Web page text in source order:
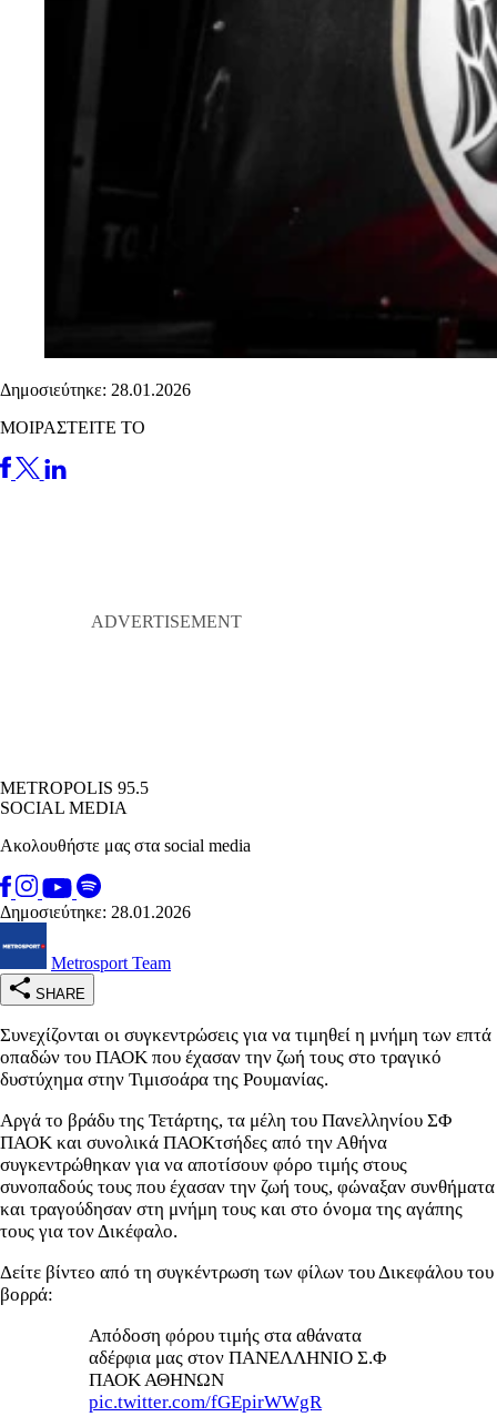
Δημοσιεύτηκε: 28.01.2026
ΜΟΙΡΑΣΤΕΙΤΕ ΤΟ
METROPOLIS 95.5
SOCIAL MEDIA
Ακολουθήστε μας στα social media
Δημοσιεύτηκε: 28.01.2026
Metrosport Team
SHARE
Συνεχίζονται οι συγκεντρώσεις για να τιμηθεί η μνήμη των επτά
οπαδών του ΠΑΟΚ που έχασαν την ζωή τους στο τραγικό
δυστύχημα στην Τιμισοάρα της Ρουμανίας.
Αργά το βράδυ της Τετάρτης, τα μέλη του Πανελληνίου ΣΦ
ΠΑΟΚ και συνολικά ΠΑΟΚτσήδες από την Αθήνα
συγκεντρώθηκαν για να αποτίσουν φόρο τιμής στους
συνοπαδούς τους που έχασαν την ζωή τους, φώναξαν συνθήματα
και τραγούδησαν στη μνήμη τους και στο όνομα της αγάπης
τους για τον Δικέφαλο.
Δείτε βίντεο από τη συγκέντρωση των φίλων του Δικεφάλου του
βορρά:
Απόδοση φόρου τιμής στα αθάνατα
αδέρφια μας στον ΠΑΝΕΛΛΗΝΙΟ Σ.Φ
ΠΑΟΚ ΑΘΗΝΩΝ
pic.twitter.com/fGEpirWWgR